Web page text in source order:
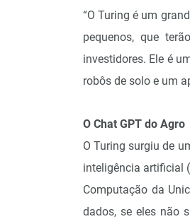
“O Turing é um
pequenos, que
investidores. Ele é
robôs de solo e um
O Chat GPT do Agro
O Turing surgiu de
inteligência artificial
Computação da
dados, se eles não